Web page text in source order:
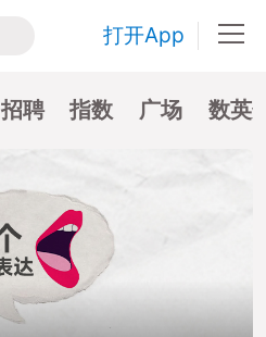
打开App
招聘 指数 广场 数英